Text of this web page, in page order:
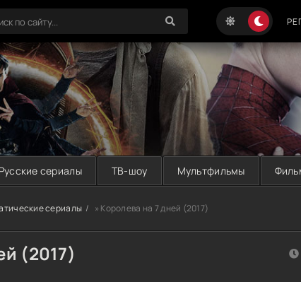
Русские сериалы ТВ-шоу Мультфильмы
сериалы » Королева на 7 дней (2017)
(2017)